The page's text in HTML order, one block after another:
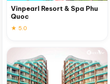
Vinpearl Resort & Spa Phu
Quoc
★ 5.0